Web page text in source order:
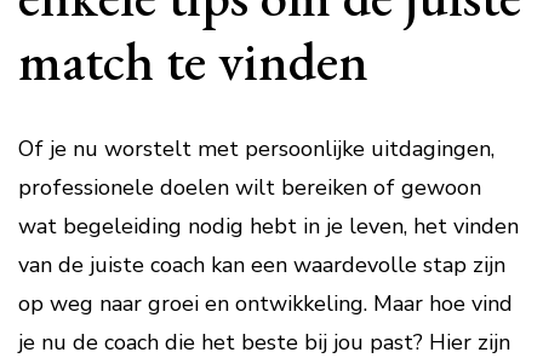
match te vinden
Of je nu worstelt met persoonlijke uitdagingen,
professionele doelen wilt bereiken of gewoon
wat begeleiding nodig hebt in je leven, het vinden
van de juiste coach kan een waardevolle stap zijn
op weg naar groei en ontwikkeling. Maar hoe vind
je nu de coach die het beste bij jou past? Hier zijn